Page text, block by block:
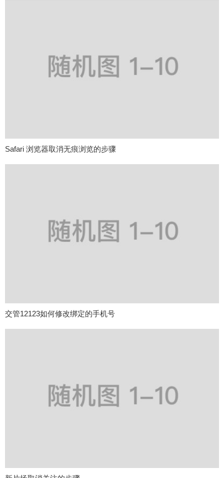
Safari 浏览器取消无痕浏览的步骤
交管12123如何修改绑定的手机号